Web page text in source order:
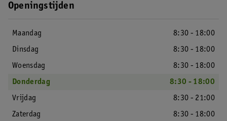
Openingstijden
Maandag
8:30 - 18:00
Dinsdag
8:30 - 18:00
Woensdag
8:30 - 18:00
Donderdag
8:30 - 18:00
Vrijdag
8:30 - 21:00
Zaterdag
8:30 - 18:00